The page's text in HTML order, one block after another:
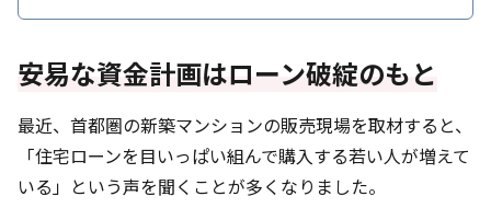
安易な資金計画はローン破綻のもと
最近、首都圏の新築マンションの販売現場を取材すると、
「住宅ローンを目いっぱい組んで購入する若い人が増えて
いる」という声を聞くことが多くなりました。